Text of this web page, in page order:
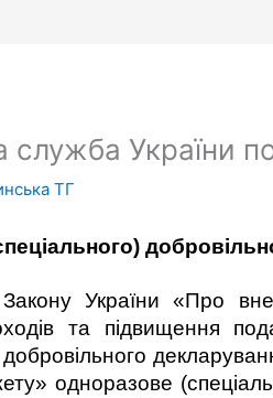
України
ТГ
України «Про
та підвищення
одноразове